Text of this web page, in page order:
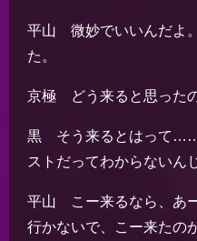
平山 微妙でいいんだよ
た。
京極 どう来ると思ったの
黒 そう来るとはって……
ストだってわからないん
平山 こー来るなら、あ
行かないで、こー来たの